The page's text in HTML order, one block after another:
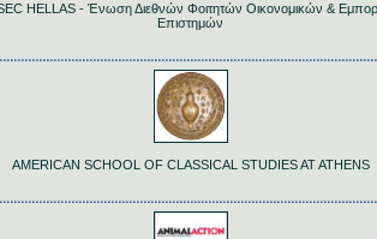
HELLAS - Ένωση Διεθνών Φοιτητών Οικονομικών &
Επιστημών
AMERICAN SCHOOL OF CLASSICAL STUDIES AT ATHENS